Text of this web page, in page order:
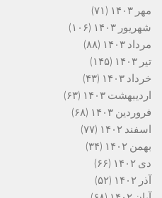
مهر ۱۴۰۳
(۷۱)
شهریور ۱۴۰۳
(۱۰۶)
مرداد ۱۴۰۳
(۸۸)
تیر ۱۴۰۳
(۱۴۵)
خرداد ۱۴۰۳
(۴۳)
اردیبهشت ۱۴۰۳
(۶۳)
فروردین ۱۴۰۳
(۶۸)
اسفند ۱۴۰۲
(۷۷)
بهمن ۱۴۰۲
(۳۴)
دی ۱۴۰۲
(۶۶)
آذر ۱۴۰۲
(۵۲)